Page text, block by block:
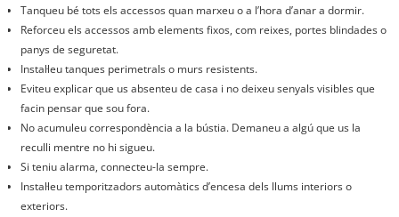
Tanqueu bé tots els accessos quan marxeu o a l’hora d’anar a dormir.
Reforceu els accessos amb elements fixos, com reixes, portes blindades o
panys de seguretat.
Instal·leu tanques perimetrals o murs resistents.
Eviteu explicar que us absenteu de casa i no deixeu senyals visibles que
facin pensar que sou fora.
No acumuleu correspondència a la bústia. Demaneu a algú que us la
reculli mentre no hi sigueu.
Si teniu alarma, connecteu-la sempre.
Instal·leu temporitzadors automàtics d’encesa dels llums interiors o
exteriors.